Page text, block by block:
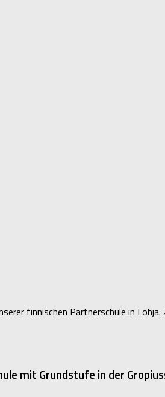
finnischen Partnerschule in
mit Grundstufe in der